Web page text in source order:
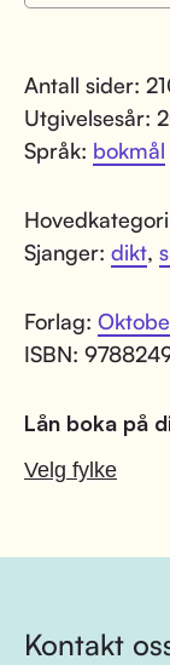
Antall sider:
Utgivelsesår:
Språk: bokmål
Sjanger: dikt,
Forlag:
ISBN:
Lån boka på
Kontakt